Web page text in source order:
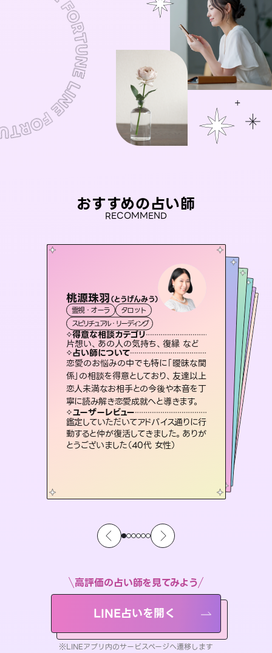
おすすめの占い師
RECOMMEND
桃源珠羽（とうげんみう）
霊視・オーラ
タロット
スピリチュアル・リーディング
得意な相談カテゴリ
片想い、あの人の気持ち、復縁 など
占い師について
恋愛のお悩みの中でも特に「曖昧な関
係」の相談を得意としており、友達以上
恋人未満なお相手との今後や本音を丁
寧に読み解き恋愛成就へと導きます。
ユーザーレビュー
鑑定していただいてアドバイス通りに行
動すると仲が復活してきました。ありが
とうございました（40代 女性）
未来視師＊花
霊視・オーラ 心理学
スピリチュアル・リーディング
得意な相談カテゴリ
出逢い、片想い、復縁 など
占い師について
未来には何パターンもの選択肢があり
ます。不安で視えにくくなっているあな
たの素敵な未来を見つけ、その未来を
選択できるようアドバイスします。
ユーザーレビュー
職場の人の性質や人間関係、本心など
本当によく視えていてびっくり。対策が
打てて前向きになれます（40代）
セラピスト理恵
霊視・オーラ
スピリチュアル・リーディング
得意な相談カテゴリ
片想い、二人の未来、年の差 など
占い師について
連絡再開、復縁、成就などの報告実績
多数。セラピストとして2万超の施術経
験があるからこそできる鑑定で、より良
い未来をサポートします。
ユーザーレビュー
とても心温まる鑑定でした。しかもこち
らは何も言っていないのに視えていらっ
しゃるんだなと驚きです（30代女性）
彗望（すいぼう
霊視・オーラ
スピリチュアル・リーディング
得意な相談カテゴリ
片想い、あの人の気持ち、復縁 など
占い師について
3,700年以上の歴史を持つ東洋最古の占術「易占」で詳細まで占い、幸せへ向かう道筋を示します。厳しい結果にも具体的な対策をお伝えします。
ユーザーレビュー
複雑な背景もしっかり聞いて鑑定して
いただけました。気持ちが楽になりまし
た（50代 女性）
アイリス -iris-
西洋占星術
ルーン
得意な相談カテゴリ
恋愛総合、片想い、二人の未来 など
占い師について
復縁、恋愛、不倫の行方、同性愛や片
思い、仕事関係や借金問題まで知りた
いことや心の負担になっていることを
紐解き、背中をそっと押して導きます。
ユーザーレビュー
安心感のあり、言い切ってくれる所や濁
さない鑑定のおかげで、毎回自分の気
持ちを整えられます（30代 男性）
おう 霊感オラクル
霊視・オーラ
オラクルカード
得意な相談カテゴリ
恋愛総合、あの人の気持ち など
占い師について
霊視×オラクルカードを使って「今」と
「未来」そして「気になるあの人の気持
ち」まで丁寧に読み解き、恋や人生のヒ
ントを優しく引き出します。
ユーザーレビュー
不安な気持ちが嘘みたいに晴れまし
た…！よく視えていらっしゃるんだなと
感じました（40代 女性）
高評価の占い師を見てみよう
LINE占いを開く
※LINEアプリ内のサービスページへ遷移します